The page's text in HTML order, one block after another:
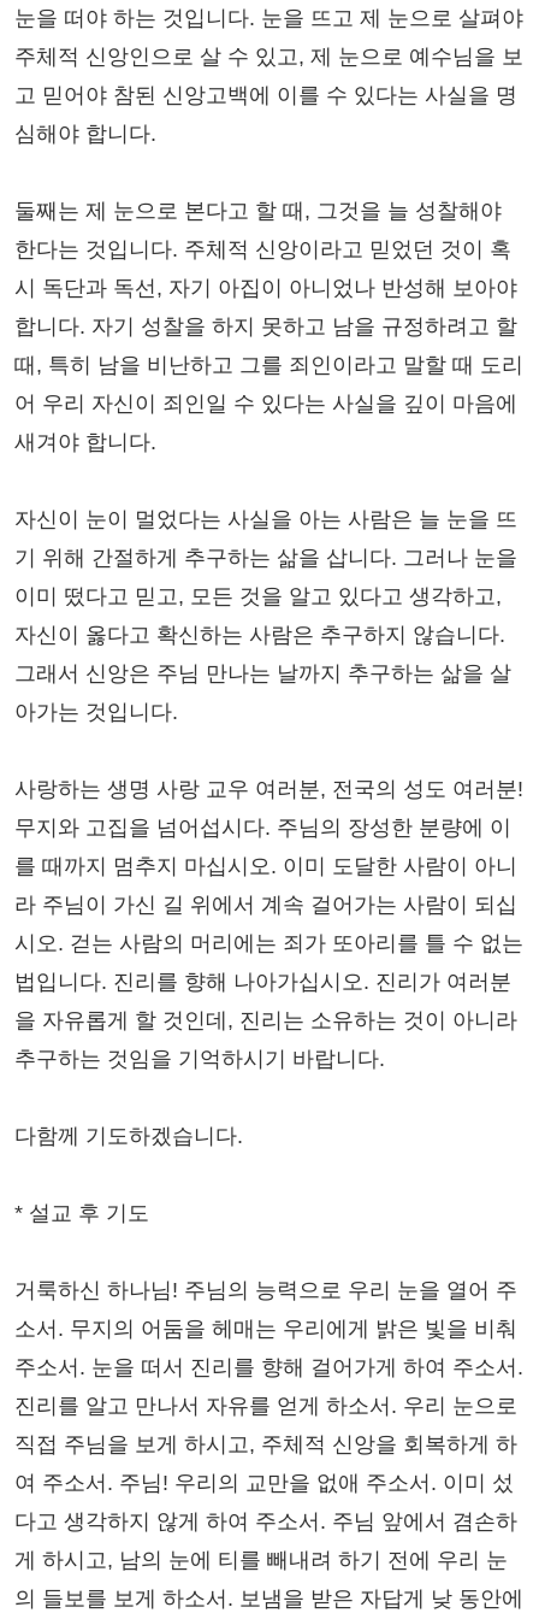
눈을 떠야 하는 것입니다. 눈을 뜨고 제 눈으로 살펴야
주체적 신앙인으로 살 수 있고, 제 눈으로 예수님을 보
고 믿어야 참된 신앙고백에 이를 수 있다는 사실을 명
심해야 합니다.
둘째는 제 눈으로 본다고 할 때, 그것을 늘 성찰해야
한다는 것입니다. 주체적 신앙이라고 믿었던 것이 혹
시 독단과 독선, 자기 아집이 아니었나 반성해 보아야
합니다. 자기 성찰을 하지 못하고 남을 규정하려고 할
때, 특히 남을 비난하고 그를 죄인이라고 말할 때 도리
어 우리 자신이 죄인일 수 있다는 사실을 깊이 마음에
새겨야 합니다.
자신이 눈이 멀었다는 사실을 아는 사람은 늘 눈을 뜨
기 위해 간절하게 추구하는 삶을 삽니다. 그러나 눈을
이미 떴다고 믿고, 모든 것을 알고 있다고 생각하고,
자신이 옳다고 확신하는 사람은 추구하지 않습니다.
그래서 신앙은 주님 만나는 날까지 추구하는 삶을 살
아가는 것입니다.
사랑하는 생명 사랑 교우 여러분, 전국의 성도 여러분!
무지와 고집을 넘어섭시다. 주님의 장성한 분량에 이
를 때까지 멈추지 마십시오. 이미 도달한 사람이 아니
라 주님이 가신 길 위에서 계속 걸어가는 사람이 되십
시오. 걷는 사람의 머리에는 죄가 또아리를 틀 수 없는
법입니다. 진리를 향해 나아가십시오. 진리가 여러분
을 자유롭게 할 것인데, 진리는 소유하는 것이 아니라
추구하는 것임을 기억하시기 바랍니다.
다함께 기도하겠습니다.
* 설교 후 기도
거룩하신 하나님! 주님의 능력으로 우리 눈을 열어 주
소서. 무지의 어둠을 헤매는 우리에게 밝은 빛을 비춰
주소서. 눈을 떠서 진리를 향해 걸어가게 하여 주소서.
진리를 알고 만나서 자유를 얻게 하소서. 우리 눈으로
직접 주님을 보게 하시고, 주체적 신앙을 회복하게 하
여 주소서. 주님! 우리의 교만을 없애 주소서. 이미 섰
다고 생각하지 않게 하여 주소서. 주님 앞에서 겸손하
게 하시고, 남의 눈에 티를 빼내려 하기 전에 우리 눈
의 들보를 보게 하소서. 보냄을 받은 자답게 낮 동안에